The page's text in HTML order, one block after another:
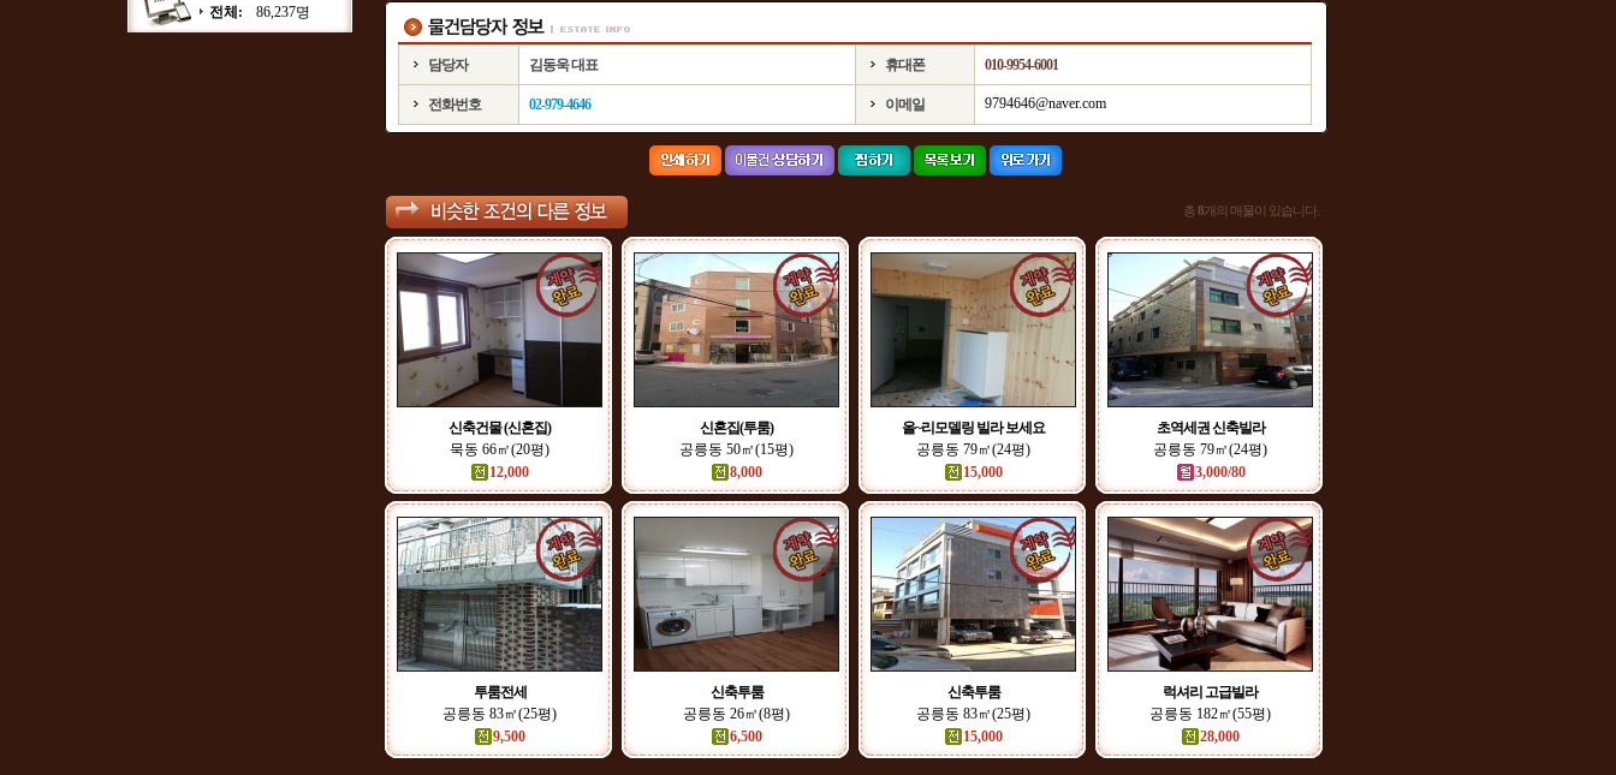
전체:
86,237명
담당자 김동욱 대표 휴대폰 010-9954-6001
전화번호 02-979-4646 이메일 9794646@naver.com
총8개의 매물이 있습니다.
신축건물 (신혼집)
묵동 66㎡(20평)
12,000
신혼집(투룸)
공릉동 50㎡(15평)
8,000
올~리모델링 빌라 보세요
공릉동 79㎡(24평)
15,000
초역세권 신축빌라
공릉동 79㎡(24평)
3,000/80
투룸전세
공릉동 83㎡(25평)
9,500
신축투룸
공릉동 26㎡(8평)
6,500
신축투룸
공릉동 83㎡(25평)
15,000
럭셔리 고급빌라
공릉동 182㎡(55평)
28,000